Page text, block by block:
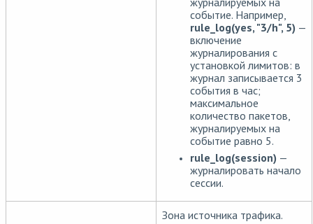
событие. Например,
rule_log(yes, "3/h", 5) —
включение
журналирования с
установкой лимитов: в
журнал записывается 3
события в час;
максимальное
количество пакетов,
журналируемых на
событие равно 5.
rule_log(session) —
журналировать начало
сессии.
Зона источника трафика.